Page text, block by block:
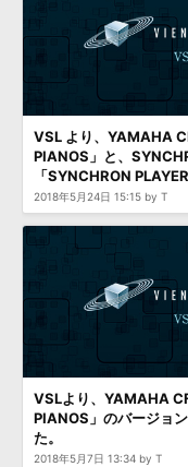
VSL より、YAMAHA
PIANOS」と、
「SYNCHRON
2018年5月24日 15:15 by T
VSLより、YAMAHA
PIANOS」のバージョ
た。
2018年5月7日 13:34 by T